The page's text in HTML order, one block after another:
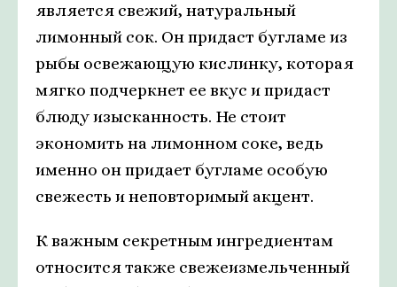
является свежий, натуральный
лимонный сок. Он придаст бугламе из
рыбы освежающую кислинку, которая
мягко подчеркнет ее вкус и придаст
блюду изысканность. Не стоит
экономить на лимонном соке, ведь
именно он придает бугламе особую
свежесть и неповторимый акцент.
К важным секретным ингредиентам
относится также свежеизмельченный